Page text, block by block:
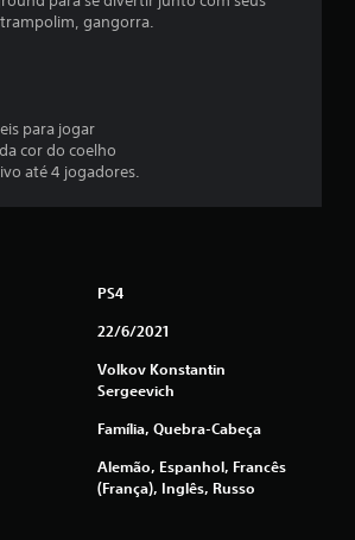
i
ç
õ
gangorra.
para jogar
cor do coelho
até 4 jogadores.
PS4
22/6/2021
Volkov Konstantin
Sergeevich
Família, Quebra-Cabeça
Alemão, Espanhol, Francês
(França), Inglês, Russo